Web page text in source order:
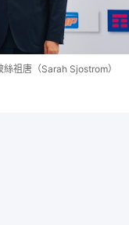
祖唐（Sarah Sjostrom）